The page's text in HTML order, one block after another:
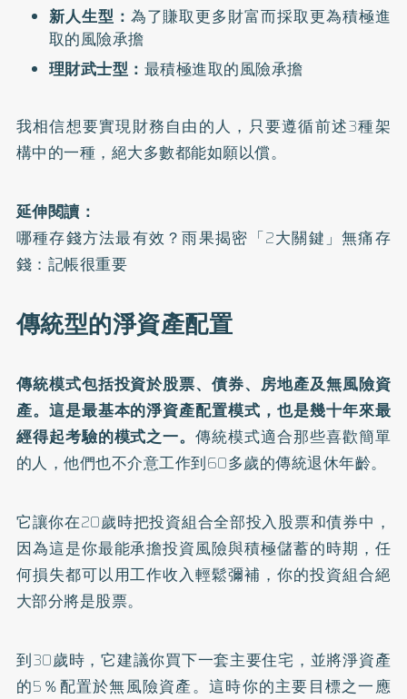
新人生型： 為了賺取更多財富而採取更為積極進
取的風險承擔
理財武士型： 最積極進取的風險承擔
我相信想要實現財務自由的人，只要遵循前述3種架
構中的一種，絕大多數都能如願以償。
延伸閱讀：
哪種存錢方法最有效？雨果揭密「2大關鍵」無痛存
錢：記帳很重要
傳統型的淨資產配置
傳統模式包括投資於股票、債券、房地產及無風險資
產。這是最基本的淨資產配置模式，也是幾十年來最
經得起考驗的模式之一。傳統模式適合那些喜歡簡單
的人，他們也不介意工作到60多歲的傳統退休年齡。
它讓你在20歲時把投資組合全部投入股票和債券中，
因為這是你最能承擔投資風險與積極儲蓄的時期，任
何損失都可以用工作收入輕鬆彌補，你的投資組合絕
大部分將是股票。
到30歲時，它建議你買下一套主要住宅，並將淨資產
的5％配置於無風險資產。這時你的主要目標之一應